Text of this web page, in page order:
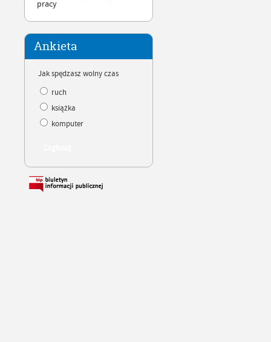
pracy
Ankieta
Jak spędzasz wolny czas
ruch
książka
komputer